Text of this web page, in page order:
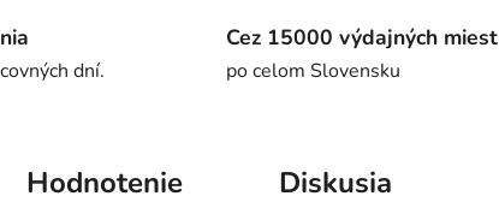
dní.
Cez 15000 výdajných miest
po celom Slovensku
Hodnotenie Diskusia